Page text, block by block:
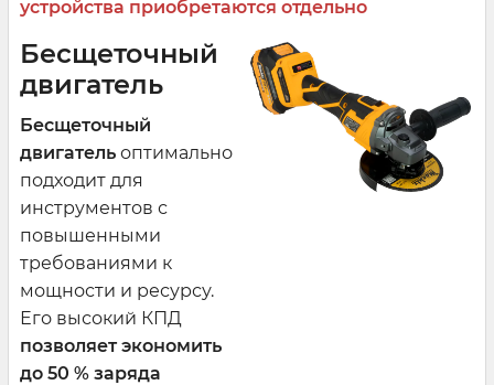
устройства приобретаются отдельно
Бесщеточный
двигатель
Бесщеточный
двигатель оптимально
подходит для
инструментов с
повышенными
требованиями к
мощности и ресурсу.
Его высокий КПД
позволяет экономить
до 50 % заряда